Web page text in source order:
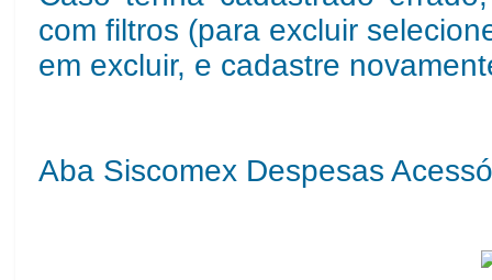
com filtros (para excluir
em excluir, e cadastre
Aba Siscomex Despesas